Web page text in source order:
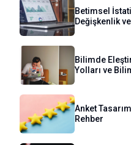
Betimsel
Değişkenlik
Bilimde
Yolları ve
Anket
Rehber